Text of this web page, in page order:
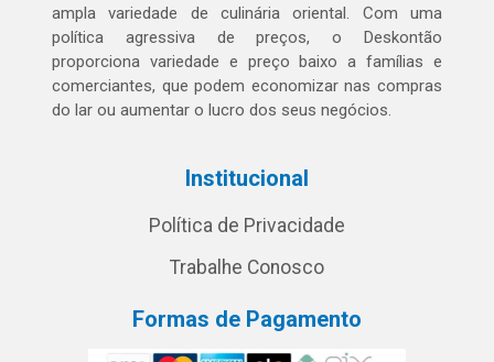
ampla variedade de culinária oriental. Com uma
política agressiva de preços, o Deskontão
proporciona variedade e preço baixo a famílias e
comerciantes, que podem economizar nas compras
do lar ou aumentar o lucro dos seus negócios.
Institucional
Política de Privacidade
Trabalhe Conosco
Formas de Pagamento